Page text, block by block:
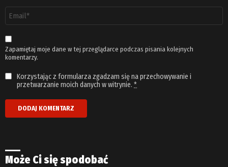
email
*
Zapamiętaj moje dane w tej przeglądarce podczas pisania kolejnych
komentarzy.
Korzystając z formularza zgadzam się na przechowywanie i
przetwarzanie moich danych w witrynie. *
Może Ci się spodobać